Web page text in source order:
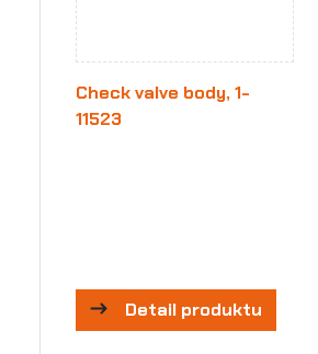
Check valve body, 1-
11523
Detail produktu